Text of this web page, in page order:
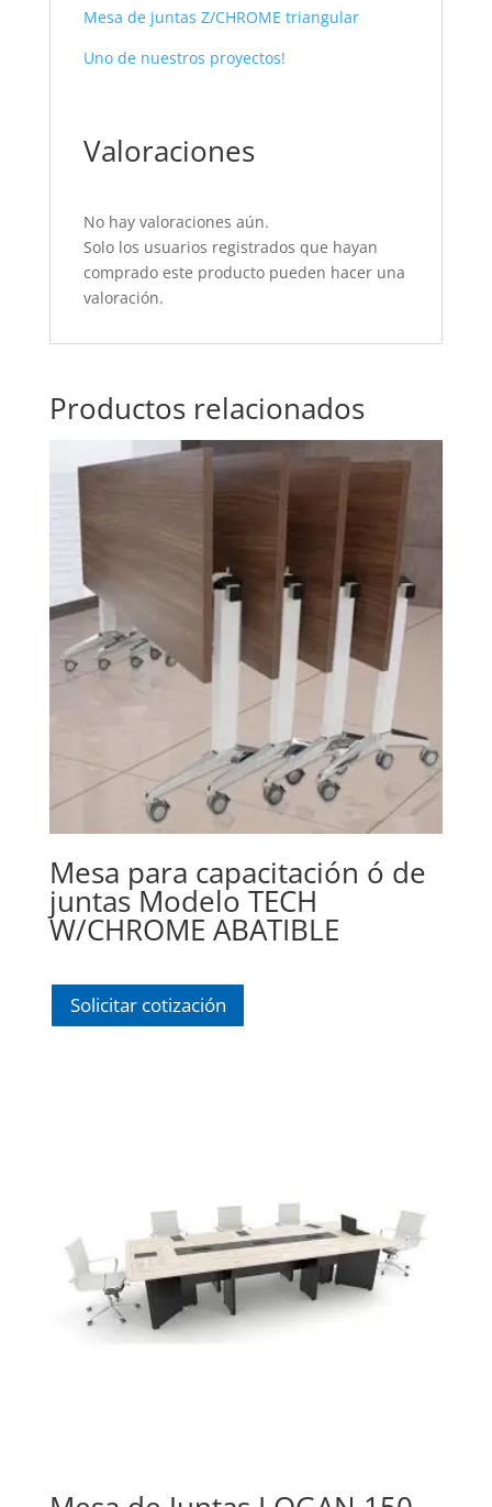
Mesa de juntas Z/CHROME triangular
Uno de nuestros proyectos!
Valoraciones
No hay valoraciones aún.
Solo los usuarios registrados que hayan
comprado este producto pueden hacer una
valoración.
Productos relacionados
Mesa para capacitación ó de
juntas Modelo TECH
W/CHROME ABATIBLE
Solicitar cotización